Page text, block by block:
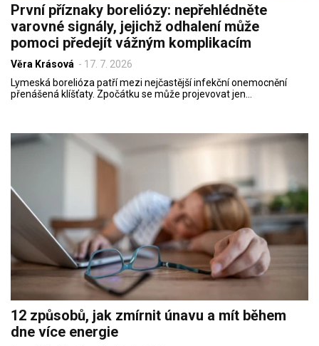
První příznaky boreliózy: nepřehlédněte
varovné signály, jejichž odhalení může
pomoci předejít vážným komplikacím
Věra Krásová - 17. 7. 2026
Lymeská borelióza patří mezi nejčastější infekční onemocnění
přenášená klíšťaty. Zpočátku se může projevovat jen…
12 způsobů, jak zmírnit únavu a mít během
dne více energie